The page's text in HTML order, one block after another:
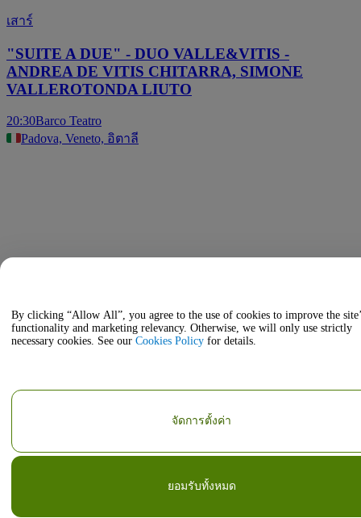
เสาร์
"SUITE A DUE" - DUO VALLE&VITIS -
ANDREA DE VITIS CHITARRA, SIMONE
VALLEROTONDA LIUTO
20:30Barco Teatro
Padova, Veneto, อิตาลี
By clicking “Allow All”, you agree to the use of cookies to improve the
functionality and marketing relevancy. Otherwise, we will only use strictly
necessary cookies. See our Cookies Policy for details.
ยอมรับทั้งหมด
จัดการตั้งค่า